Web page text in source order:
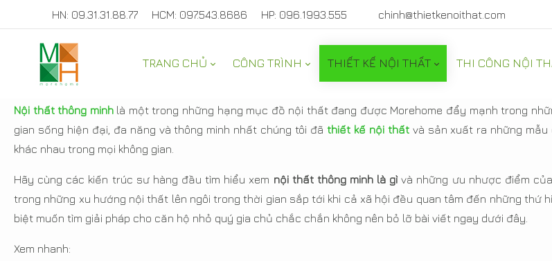
HN: 09.31.31.88.77 HCM: 097.543.8686 HP: 096.1993.555 chinh@thietkenoithat.com
TRANG CHỦ CÔNG TRÌNH THIẾT KẾ NỘI THẤT THI CÔNG NỘI
Nội thất thông minh đẹp, sang trọng, giá xưởng
Nội thất thông minhlà một trong những hạng mục đồ nội thất đang được Morehome đẩy mạnh trong
gian sống hiện đại, đa năng và thông minh nhất chúng tôi đã thiết kế nội thấtvà sản xuất ra những mẫu
khác nhau trong mọi không gian.
Hãy cùng các kiến trúc sư hàng đầu tìm hiểu xem nội thất thông minh là gìvà những ưu nhược điểm
trong những xu hướng nội thất lên ngôi trong thời gian sắp tới khi cả xã hội đều quan tâm đến những thứ
biệt muốn tìm giải pháp cho căn hộ nhỏ quý gia chủ chắc chắn không nên bỏ lỡ bài viết ngay dưới đây.
Xem nhanh: